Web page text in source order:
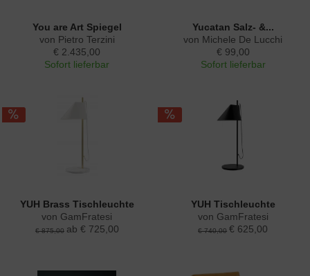
You are Art Spiegel
von Pietro Terzini
€ 2.435,00
Sofort lieferbar
Yucatan Salz- &...
von Michele De Lucchi
€ 99,00
Sofort lieferbar
YUH Brass Tischleuchte
von GamFratesi
€ 875,00 ab € 725,00
YUH Tischleuchte
von GamFratesi
€ 740,00 € 625,00